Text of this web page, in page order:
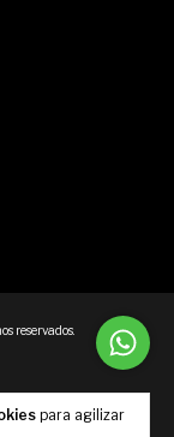
para agilizar
reservados.